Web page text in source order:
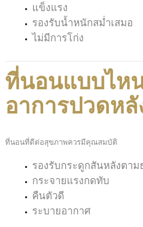
แข็งแรง
รองรับน้ำหนักสม่ำเสมอ
ไม่มีการโก่ง
ที่นอนแบบไห
อาการปวดหลั
ที่นอนที่ดีต่อสุขภาพควรมีคุณสมบัติ
รองรับกระดูกสันหลังตา
กระจายแรงกดทับ
คืนตัวดี
ระบายอากาศ